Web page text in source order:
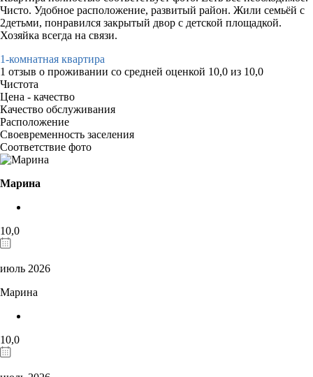
Чисто. Удобное расположение, развитый район. Жили семьёй с
2детьми, понравился закрытый двор с детской площадкой.
Хозяйка всегда на связи.
1-комнатная квартира
1 отзыв о проживании со средней оценкой 10,0 из 10,0
Чистота
Цена - качество
Качество обслуживания
Расположение
Своевременность заселения
Соответствие фото
Марина
10,0
июль 2026
Марина
10,0